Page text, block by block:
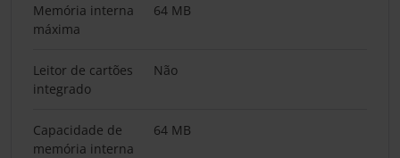
Memória interna
máxima
64 MB
Leitor de cartões
integrado
Não
Capacidade de
memória interna
64 MB